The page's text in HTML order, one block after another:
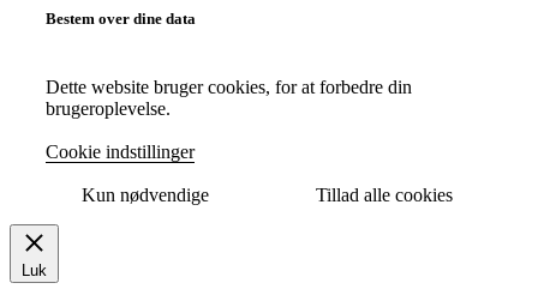
Bestem over dine data
Dette website bruger cookies, for at forbedre din
brugeroplevelse.
Cookie indstillinger
Kun nødvendige Tillad alle cookies
Luk